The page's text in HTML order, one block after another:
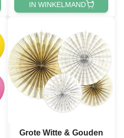
IN WINKELMAND
Grote Witte & Gouden